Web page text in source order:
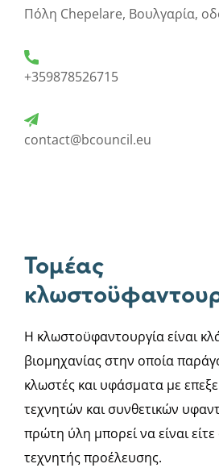
Τομέας
Η κλωστοϋφαντουργία είναι
βιομηχανίας στην οποία
κλωστές και υφάσματα με
τεχνητών και συνθετικών
πρώτη ύλη μπορεί να είναι είτε
τεχνητής προέλευσης.
Πόλη Chepelare, Βουλγαρία,
+359878526715
contact@bcouncil.eu